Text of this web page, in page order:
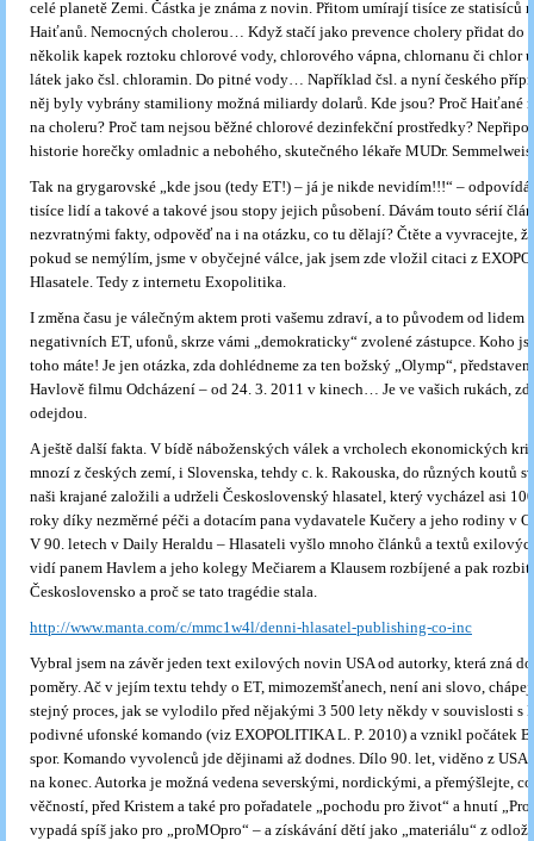
celé planetě Zemi. Částka je známa z novin. Přitom umírají tisíce ze statisíců
Haiťanů. Nemocných cholerou… Když stačí jako prevence cholery přidat do
několik kapek roztoku chlorové vody, chlorového vápna, chlornanu či chlor
látek jako čsl. chloramin. Do pitné vody… Například čsl. a nyní českého
něj byly vybrány stamiliony možná miliardy dolarů. Kde jsou? Proč Haiťané
na choleru? Proč tam nejsou běžné chlorové dezinfekční prostředky?
historie horečky omladnic a nebohého, skutečného lékaře MUDr.
Tak na grygarovské „kde jsou (tedy ET!) – já je nikde nevidím!!!“ –
tisíce lidí a takové a takové jsou stopy jejich působení. Dávám touto sérií
nezvratnými fakty, odpověď na i na otázku, co tu dělají? Čtěte a vyvracejte,
pokud se nemýlím, jsme v obyčejné válce, jak jsem zde vložil citaci z
Hlasatele. Tedy z internetu Exopolitika.
I změna času je válečným aktem proti vašemu zdraví, a to původem od lidem
negativních ET, ufonů, skrze vámi „demokraticky“ zvolené zástupce. Koho
toho máte! Je jen otázka, zda dohlédneme za ten božský „Olymp“,
Havlově filmu Odcházení – od 24. 3. 2011 v kinech… Je ve vašich rukách,
odejdou.
A ještě další fakta. V bídě náboženských válek a vrcholech ekonomických
mnozí z českých zemí, i Slovenska, tehdy c. k. Rakouska, do různých koutů
naši krajané založili a udrželi Československý hlasatel, který vycházel asi
roky díky nezměrné péči a dotacím pana vydavatele Kučery a jeho rodiny v
V 90. letech v Daily Heraldu – Hlasateli vyšlo mnoho článků a textů
vidí panem Havlem a jeho kolegy Mečiarem a Klausem rozbíjené a pak
Československo a proč se tato tragédie stala.
http://www.manta.com/c/mmc1w4l/denni-hlasatel-publishing-co-inc
Vybral jsem na závěr jeden text exilových novin USA od autorky, která zná
poměry. Ač v jejím textu tehdy o ET, mimozemšťanech, není ani slovo,
stejný proces, jak se vylodilo před nějakými 3 500 lety někdy v souvislosti s
podivné ufonské komando (viz EXOPOLITIKA L. P. 2010) a vznikl počátek
spor. Komando vyvolenců jde dějinami až dodnes. Dílo 90. let, viděno z
na konec. Autorka je možná vedena severskými, nordickými, a přemýšlejte,
věčností, před Kristem a také pro pořadatele „pochodu pro život“ a hnutí
vypadá spíš jako pro „proMOpro“ – a získávání dětí jako „materiálu“ z